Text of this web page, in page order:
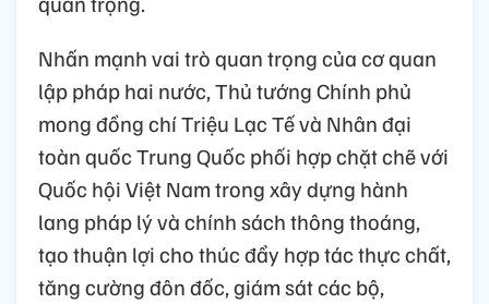
Nhấn mạnh vai trò quan trọng của cơ quan
lập pháp hai nước, Thủ tướng Chính phủ
mong đồng chí Triệu Lạc Tế và Nhân đại
toàn quốc Trung Quốc phối hợp chặt chẽ với
Quốc hội Việt Nam trong xây dựng hành
lang pháp lý và chính sách thông thoáng,
tạo thuận lợi cho thúc đẩy hợp tác thực chất,
tăng cường đôn đốc, giám sát các bộ,